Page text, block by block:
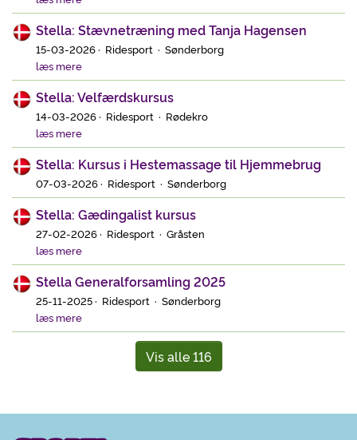
Stella: Stævnetræning med Tanja Hagensen
15-03-2026 · Ridesport · Sønderborg
læs mere
Stella: Velfærdskursus
14-03-2026 · Ridesport · Rødekro
læs mere
Stella: Kursus i Hestemassage til Hjemmebrug
07-03-2026 · Ridesport · Sønderborg
Stella: Gædingalist kursus
27-02-2026 · Ridesport · Gråsten
læs mere
Stella Generalforsamling 2025
25-11-2025 · Ridesport · Sønderborg
læs mere
Vis alle 116